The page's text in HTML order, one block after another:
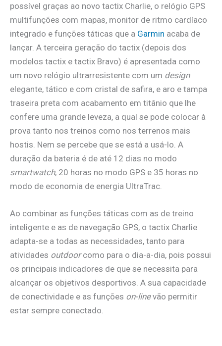
possível graças ao novo tactix Charlie, o relógio GPS
multifunções com mapas, monitor de ritmo cardíaco
integrado e funções táticas que a Garmin acaba de
lançar. A terceira geração do tactix (depois dos
modelos tactix e tactix Bravo) é apresentada como
um novo relógio ultrarresistente com um design
elegante, tático e com cristal de safira, e aro e tampa
traseira preta com acabamento em titânio que lhe
confere uma grande leveza, a qual se pode colocar à
prova tanto nos treinos como nos terrenos mais
hostis. Nem se percebe que se está a usá-lo. A
duração da bateria é de até 12 dias no modo
smartwatch, 20 horas no modo GPS e 35 horas no
modo de economia de energia UltraTrac.
Ao combinar as funções táticas com as de treino
inteligente e as de navegação GPS, o tactix Charlie
adapta-se a todas as necessidades, tanto para
atividades outdoorcomo para o dia-a-dia, pois possui
os principais indicadores de que se necessita para
alcançar os objetivos desportivos. A sua capacidade
de conectividade e as funções on-linevão permitir
estar sempre conectado.